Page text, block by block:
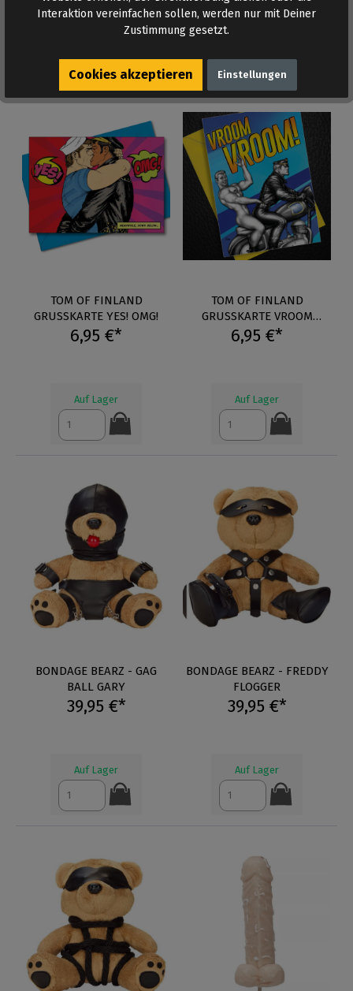
TOM OF FINLAND
GRUSSKARTE YES! OMG!
6,95 €*
Auf Lager
TOM OF FINLAND
GRUSSKARTE VROOM
VROOM
6,95 €*
Auf Lager
BONDAGE BEARZ - GAG
BALL GARY
39,95 €*
Auf Lager
BONDAGE BEARZ - FREDDY
FLOGGER
39,95 €*
Auf Lager
Interaktion vereinfachen sollen, werden nur mit Deiner
Zustimmung gesetzt.
Cookies akzeptieren Einstellungen